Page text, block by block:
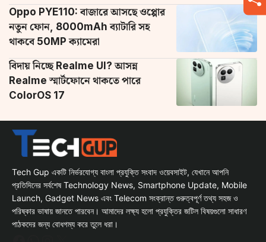
Oppo PYE110: বাজারে আসছে ওপ্পোর
নতুন ফোন, 8000mAh ব্যাটারি সহ
থাকবে 50MP ক্যামেরা
বিদায় নিচ্ছে Realme UI? আসন্ন
Realme স্মার্টফোনে থাকতে পারে
ColorOS 17
Tech Gup একটি নির্ভরযোগ্য বাংলা প্রযুক্তি সংবাদ ওয়েবসাইট, যেখানে আপনি
প্রতিদিনের সর্বশেষ Technology News, Smartphone Update, Mobile
Launch, Gadget News এবং Telecom সংক্রান্ত গুরুত্বপূর্ণ তথ্য সহজ ও
পরিষ্কার ভাষায় জানতে পারবেন। আমাদের লক্ষ্য হলো প্রযুক্তির জটিল বিষয়গুলো সাধারণ
পাঠকদের জন্য বোধগম্য করে তুলে ধরা।